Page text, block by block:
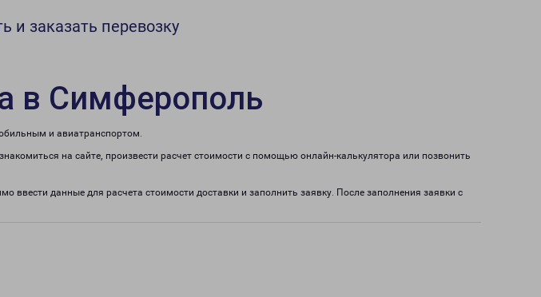
и заказать перевозку
в Симферополь
и авиатранспортом.
на сайте, произвести расчет стоимости с помощью онлайн-калькулятора или позвонить
ввести данные для расчета стоимости доставки и заполнить заявку. После заполнения заявки с